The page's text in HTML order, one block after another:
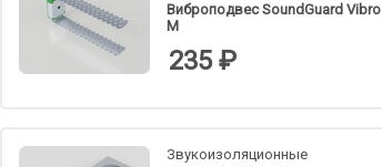
Виброподвес SoundGuard Vibro
M
235 ₽
Звукоизоляционные